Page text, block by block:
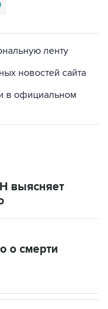
новостей сайта
в официальном